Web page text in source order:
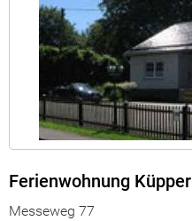
Ferienwohnung Küpper
Messeweg 77